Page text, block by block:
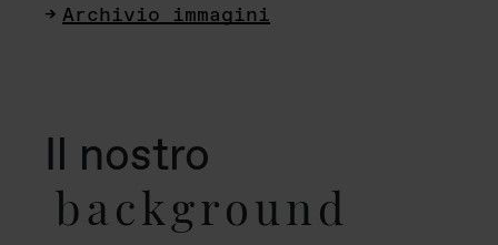
Archivio immagini
Il nostro
background